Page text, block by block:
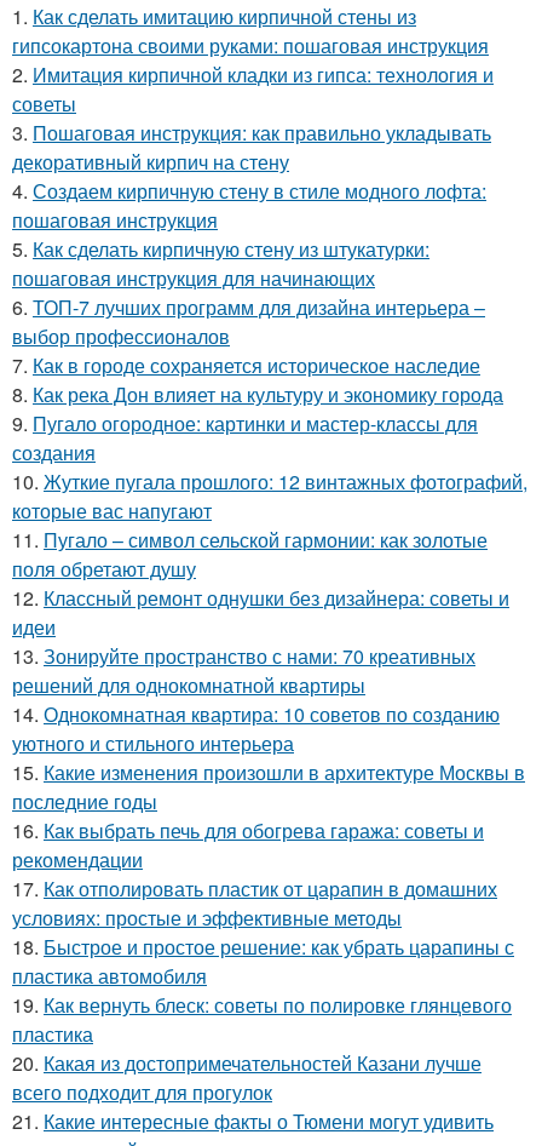
1. Как сделать имитацию кирпичной стены из
гипсокартона своими руками: пошаговая инструкция
2. Имитация кирпичной кладки из гипса: технология и
советы
3. Пошаговая инструкция: как правильно укладывать
декоративный кирпич на стену
4. Создаем кирпичную стену в стиле модного лофта:
пошаговая инструкция
5. Как сделать кирпичную стену из штукатурки:
пошаговая инструкция для начинающих
6. ТОП-7 лучших программ для дизайна интерьера –
выбор профессионалов
7. Как в городе сохраняется историческое наследие
8. Как река Дон влияет на культуру и экономику города
9. Пугало огородное: картинки и мастер-классы для
создания
10. Жуткие пугала прошлого: 12 винтажных фотографий,
которые вас напугают
11. Пугало – символ сельской гармонии: как золотые
поля обретают душу
12. Классный ремонт однушки без дизайнера: советы и
идеи
13. Зонируйте пространство с нами: 70 креативных
решений для однокомнатной квартиры
14. Однокомнатная квартира: 10 советов по созданию
уютного и стильного интерьера
15. Какие изменения произошли в архитектуре Москвы в
последние годы
16. Как выбрать печь для обогрева гаража: советы и
рекомендации
17. Как отполировать пластик от царапин в домашних
условиях: простые и эффективные методы
18. Быстрое и простое решение: как убрать царапины с
пластика автомобиля
19. Как вернуть блеск: советы по полировке глянцевого
пластика
20. Какая из достопримечательностей Казани лучше
всего подходит для прогулок
21. Какие интересные факты о Тюмени могут удивить